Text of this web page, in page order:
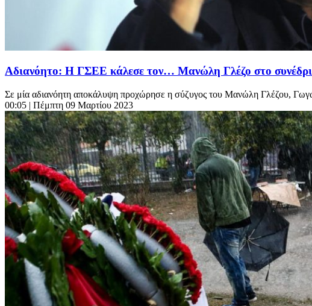
Αδιανόητο: Η ΓΣΕΕ κάλεσε τον… Μανώλη Γλέζο στο
Σε μία αδιανόητη αποκάλυψη προχώρησε η σύζυγος του Μανώλη Γλέζου,
00:05 | Πέμπτη 09 Μαρτίου 2023